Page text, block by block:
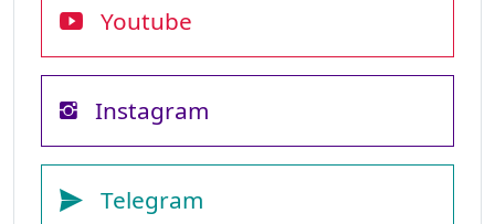
Youtube
Instagram
Telegram